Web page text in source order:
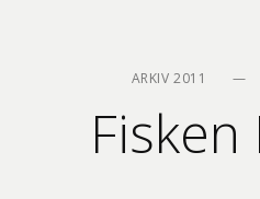
ARKIV 2011 —
Fisken